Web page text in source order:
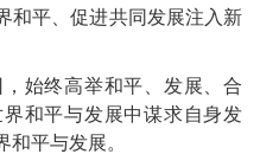
和平、促进共同发展注入新
始终高举和平、发展、合
和平与发展中谋求自身发
平与发展。